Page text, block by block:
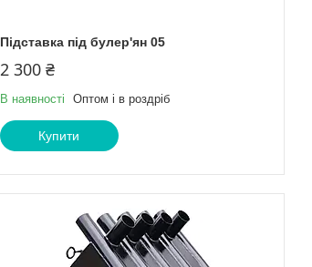
Підставка під булер'ян 05
2 300 ₴
В наявності Оптом і в роздріб
Купити